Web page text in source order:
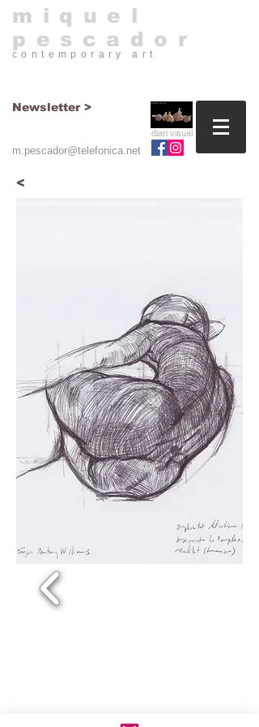
​miquel
pescador
contemporary art​
diari visual
m.pescador@telefonica.net
Newsletter >
<